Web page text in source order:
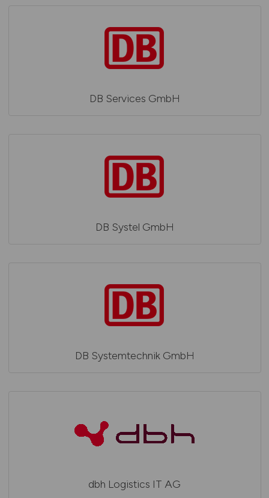
DB Services GmbH
DB Systel GmbH
DB Systemtechnik GmbH
dbh Logistics IT AG